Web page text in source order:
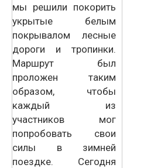
мы решили покорить
укрытые белым
покрывалом лесные
дороги и тропинки.
Маршрут был
проложен таким
образом, чтобы
каждый из
участников мог
попробовать свои
силы в зимней
поездке. Сегодня